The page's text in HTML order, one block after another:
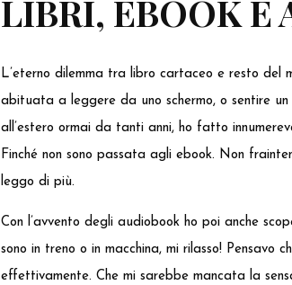
LIBRI, EBOOK E
L’eterno dilemma tra libro cartaceo e resto del
abituata a leggere da uno schermo, o sentire
all’estero ormai da tanti anni, ho fatto
Finché non sono passata agli ebook. Non
leggo di più.
Con l’avvento degli audiobook ho poi anche
sono in treno o in macchina, mi rilasso!
effettivamente. Che mi sarebbe mancata la